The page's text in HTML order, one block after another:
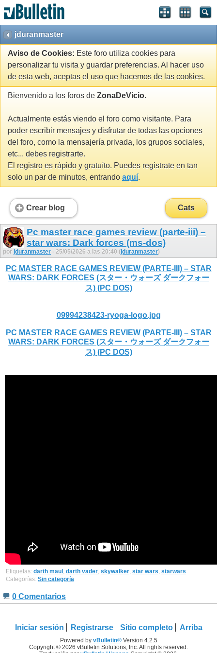
jduranmaster
Aviso de Cookies: Este foro utiliza cookies para
personalizar tu visita y guardar preferencias. Al hacer uso
de esta web, aceptas el uso que hacemos de las cookies.
Bienvenido a los foros de ZonaDeVicio.
Actualmente estás viendo el foro como visitante. Para
poder escribir mensajes y disfrutar de todas las opciones
del foro, como la mensajería privada, los grupos sociales,
etc... debes registrarte.
El registro es rápido y gratuíto. Puedes registrate en tan
solo un par de minutos, entrando aquí.
Crear blog Cats
Pc master race games review (parte-iii) –
star wars: Dark forces (ms-dos)
por jduranmaster - 25/05/2026 a las 20:40 (jduranmaster)
PC MASTER RACE GAMES REVIEW (PARTE-III) – STAR
WARS: DARK FORCES (スター・ウォーズ ダークフォー
ス) (PC DOS)
09994238423-ryoga-logo.jpg
PC MASTER RACE GAMES REVIEW (PARTE-III) – STAR
WARS: DARK FORCES (スター・ウォーズ ダークフォー
ス) (PC DOS)
Etiquetas: darth maul , darth vader, skywalker, star wars, starwars
Categorías: Sin categoría
0 Comentarios
Iniciar sesión Registrarse Sitio completo Arriba
Powered by vBulletin®Version 4.2.5
Copyright © 2026 vBulletin Solutions, Inc. All rights reserved.